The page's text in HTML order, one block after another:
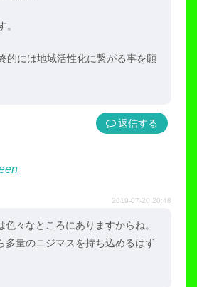
。
的には地域活性化に繋がる事を願
返信
2019-07-20 20:48
色々なところにありますからね。
多量のニジマスを持ち込めるはず